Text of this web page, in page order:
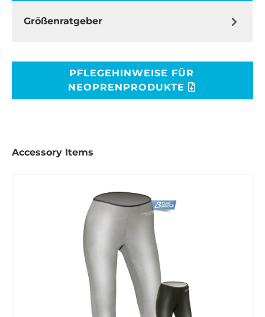
Größenratgeber
PFLEGEHINWEISE FÜR
NEOPRENPRODUKTE
Accessory Items